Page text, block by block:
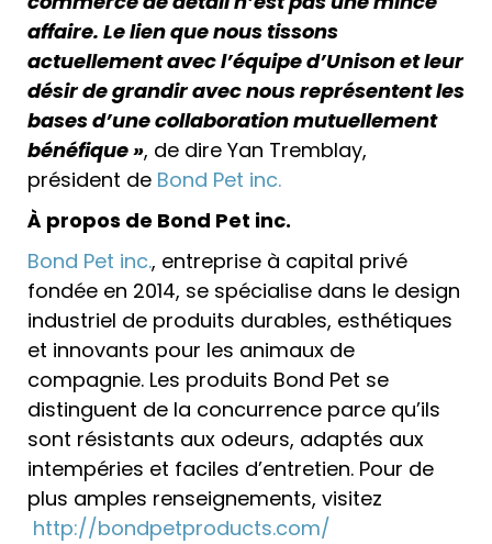
affaire. Le lien que nous tissons
actuellement avec l’équipe d’Unison et leur
désir de grandir avec nous représentent les
bases d’une collaboration mutuellement
bénéfique », de dire Yan Tremblay,
président de Bond Pet inc.
À propos de Bond Pet inc.
Bond Pet inc., entreprise à capital privé
fondée en 2014, se spécialise dans le design
industriel de produits durables, esthétiques
et innovants pour les animaux de
compagnie. Les produits Bond Pet se
distinguent de la concurrence parce qu’ils
sont résistants aux odeurs, adaptés aux
intempéries et faciles d’entretien. Pour de
plus amples renseignements, visitez
http://bondpetproducts.com/